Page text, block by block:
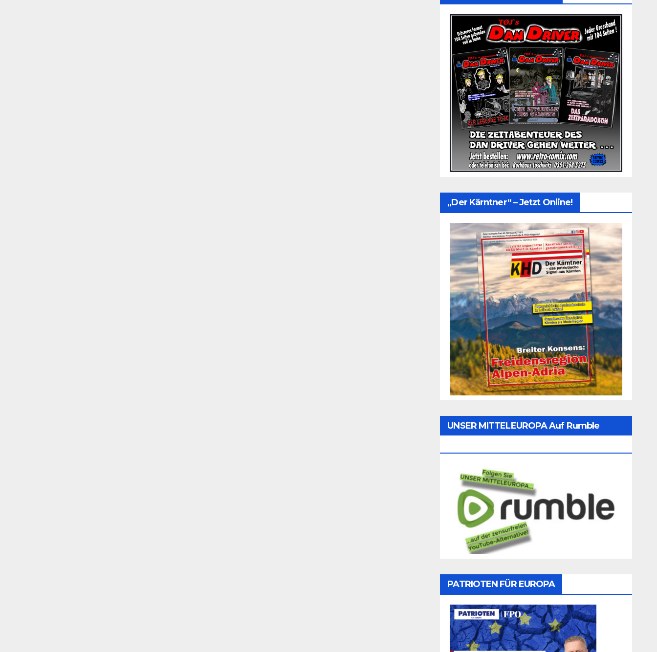
„Der Kärntner“ – Jetzt Online!
UNSER MITTELEUROPA Auf Rumble
PATRIOTEN FÜR EUROPA